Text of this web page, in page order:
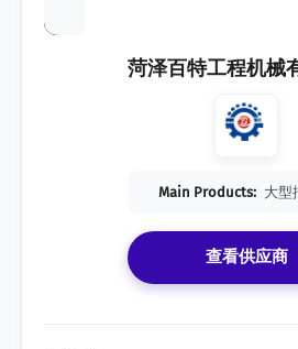
菏泽百特工程机械
Main Products: 大型
查看供应商